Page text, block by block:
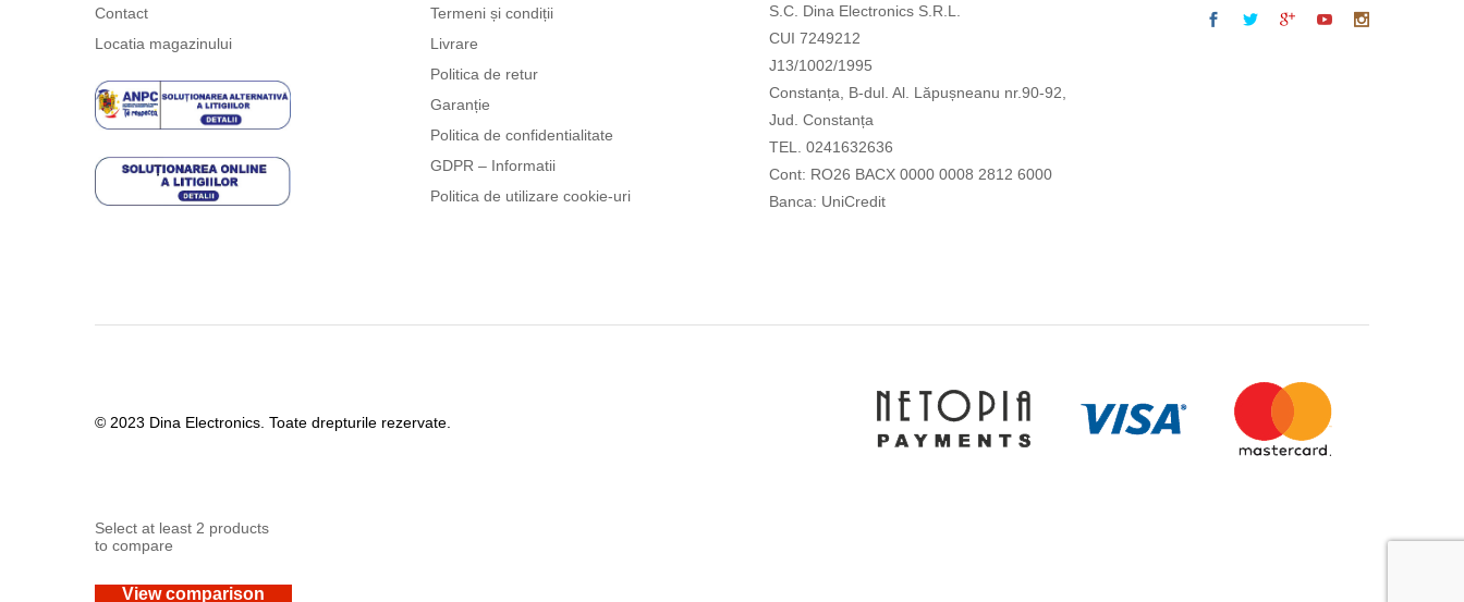
Contact
Locatia magazinului
Termeni și condiții
Livrare
Politica de retur
Garanție
Politica de confidentialitate
GDPR – Informatii
Politica de utilizare cookie-uri
S.C. Dina Electronics S.R.L.
CUI 7249212
J13/1002/1995
Constanța, B-dul. Al. Lăpușneanu nr.90-92,
Jud. Constanța
TEL. 0241632636
Cont: RO26 BACX 0000 0008 2812 6000
Banca: UniCredit
© 2023 Dina Electronics. Toate drepturile rezervate.
Select at least 2 products
to compare
View comparison